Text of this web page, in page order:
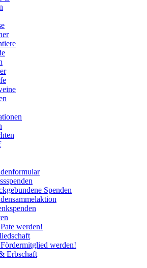
Spenden
werden!
werden!
Erbschaft